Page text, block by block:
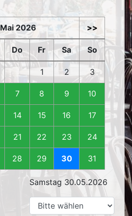
Mai 2026 >>
Do Fr Sa So
1 2 3
7 8 9 10
14 15 16 17
21 22 23 24
28 29 30 31
Samstag 30.05.2026